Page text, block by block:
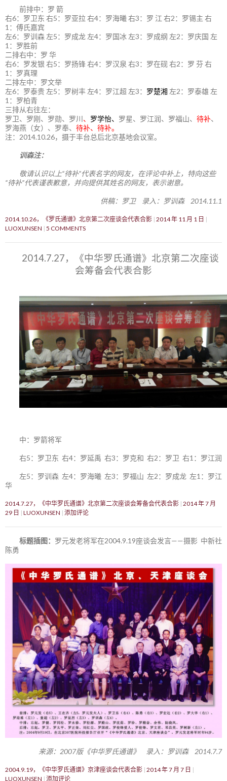
前排中：罗 箭
右6：罗卫东 右5：罗亚拉 右4：罗海曦 右3：罗 江 右2：罗锡主 右
1：傅氏嘉宾
左6：罗训森 左5：罗成龙 左4：罗国冰 左3：罗成纲 左2：罗庆国 左
1：罗胜前
二排右中：罗 华
右6：罗发银 右5：罗扬锋 右4：罗汉泉 右3：罗在砚 右2：罗 芬 右
1：罗真理
二排左中：罗文举
左6：罗泰贵 左5：罗树丰 左4：罗江超 左3： 罗楚湘 左2：罗泰雄 左
1：罗柏青
三排从右往左：
罗卫、罗刚、罗勋、罗川 、 罗学怡、 罗星、罗江润、罗福山、 待补、
罗海燕（女）、罗奉、 待补、待补。
注：2014.10.26，摄于丰台总后北京基地会议室。
训森注：
敬请认识以上“待补”代表名字的网友，在评论中补上，特向这些
“待补”代表谨表歉意，并向提供其姓名的网友，表示谢意。
供稿：罗卫 录入：罗训森 2014.11.1
2014.10.26，《罗氏通谱》北京第二次座谈会代表合影 2014 年 11 月 1 日
LUOXUNSEN 5 COMMENTS
2014.7.27，《中华罗氏通谱》北京第二次座谈
会筹备会代表合影
中：罗箭将军
右5：罗卫东 右4：罗延禹 右3：罗克和 右2：罗卫 右1：罗江润
左5：罗训森 左4：罗海曦 左3：罗福山 左2：罗成龙 左1：罗江
华
2014.7.27，《中华罗氏通谱》北京第二次座谈会筹备会代表合影 2014 年 7 月
29 日
LUOXUNSEN 添加评论
标题插图： 罗元发老将军在2004.9.19座谈会发言——摄影 中新社
陈勇
来源：2007版《中华罗氏通谱》 录入：罗训森 2014.7.7
2004.9.19，《中华罗氏通谱》京津座谈会代表合影 2014 年 7 月 7 日
LUOXUNSEN 添加评论